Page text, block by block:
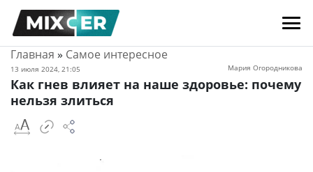
Главная » Самое интересное
13 июля 2024, 21:05 Мария Огородникова
Как гнев влияет на наше здоровье: почему
нельзя злиться